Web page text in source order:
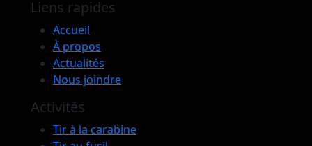
Liens rapides
Accueil
À propos
Actualités
Nous joindre
Activités
Tir à la carabine